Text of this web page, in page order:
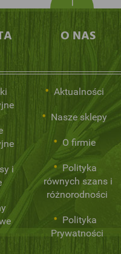
i
O NAS
Aktualności
Nasze sklepy
O firmie
Polityka
równych szans i
różnorodności
Polityka
Prywatności